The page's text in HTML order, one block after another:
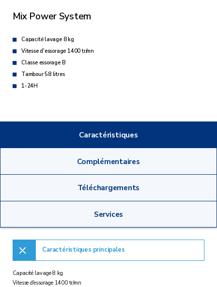
Mix Power System
Capacité lavage 8 kg
Vitesse d'essorage 1400 tr/mn
Classe essorage B
Tambour 58 litres
1-24H
Caractéristiques
Complémentaires
Téléchargements
Services
Caractéristiques principales
Capacité lavage 8 kg
Vitesse d'essorage 1400 tr/mn